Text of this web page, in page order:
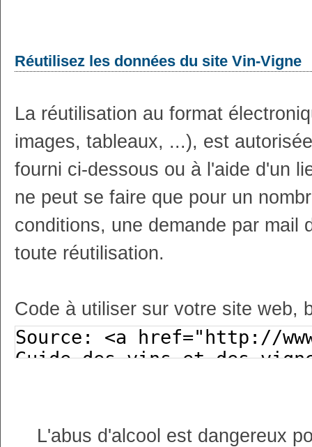
Réutilisez les données du site Vin-Vigne
La réutilisation au format
images, tableaux, ...), est
fourni ci-dessous ou à l'aide d'un
ne peut se faire que pour un
conditions, une demande par mail
toute réutilisation.
Code à utiliser sur votre site web,
L'abus d'alcool est dangereux